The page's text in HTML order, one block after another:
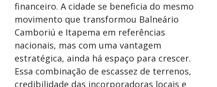
financeiro. A cidade se beneficia do mesmo
movimento que transformou Balneário
Camboriú e Itapema em referências
nacionais, mas com uma vantagem
estratégica, ainda há espaço para crescer.
Essa combinação de escassez de terrenos,
credibilidade das incorporadoras locais e